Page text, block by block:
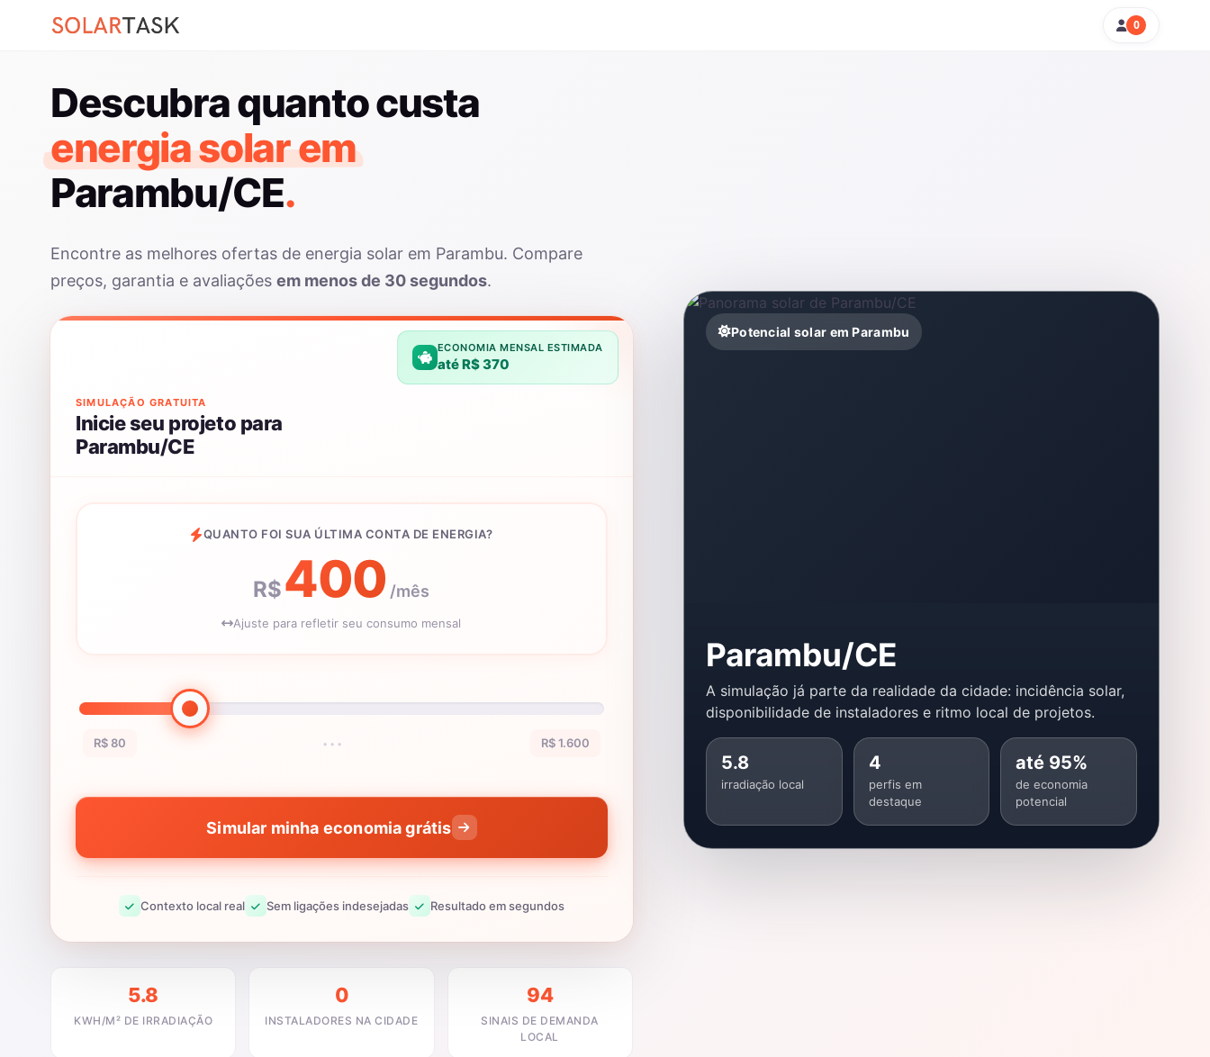
0
Descubra quanto custa
energia solar em
Parambu/CE.
Encontre as melhores ofertas de energia solar em Parambu. Compare
preços, garantia e avaliações em menos de 30 segundos.
ECONOMIA MENSAL ESTIMADA
até R$ 370
SIMULAÇÃO GRATUITA
Inicie seu projeto para
Parambu/CE
QUANTO FOI SUA ÚLTIMA CONTA DE ENERGIA?
R$400 /mês
Ajuste para refletir seu consumo mensal
R$ 80 ••• R$ 1.600
Simular minha economia grátis
Contexto local real Sem ligações indesejadas Resultado em segundos
5.8
KWH/M² DE IRRADIAÇÃO
0
INSTALADORES NA CIDADE
94
SINAIS DE DEMANDA
LOCAL
Potencial solar em Parambu
Parambu/CE
A simulação já parte da realidade da cidade: incidência solar,
disponibilidade de instaladores e ritmo local de projetos.
5.8
irradiação local
4
perfis em
destaque
até 95%
de economia
potencial